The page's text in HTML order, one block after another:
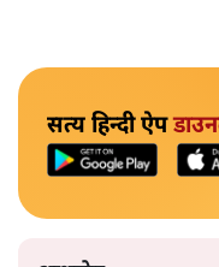
सत्य हिन्दी ऐप